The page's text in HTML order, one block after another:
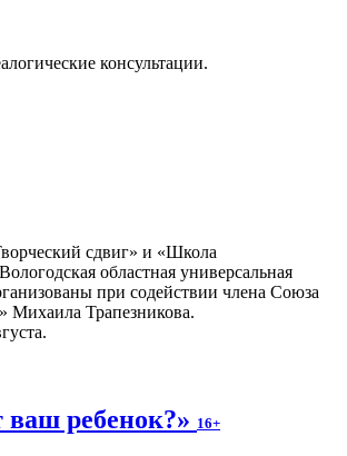
консультации.
сдвиг» и «Школа
областная универсальная
при содействии члена Союза
Михаила Трапезникова.
ребенок?» 16+